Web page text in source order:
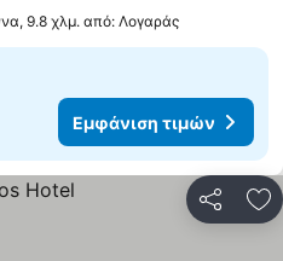
9.8 χλμ. από: Λογαράς
Εμφάνιση τιμών